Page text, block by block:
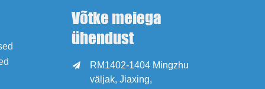
Võtke meiega
ühendust

RM1402-1404 Mingzhu
väljak, Jiaxing,